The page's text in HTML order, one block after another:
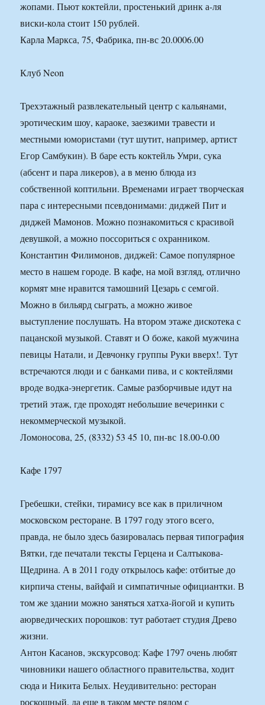
жопами. Пьют коктейли, простенький дринк а-ля
виски-кола стоит 150 рублей.
Карла Маркса, 75, Фабрика, пн-вс 20.0006.00
Клуб Neon
Трехэтажный развлекательный центр с кальянами,
эротическим шоу, караоке, заезжими травести и
местными юмористами (тут шутит, например, артист
Егор Самбукин). В баре есть коктейль Умри, сука
(абсент и пара ликеров), а в меню блюда из
собственной коптильни. Временами играет творческая
пара с интересными псевдонимами: диджей Пит и
диджей Мамонов. Можно познакомиться с красивой
девушкой, а можно поссориться с охранником.
Константин Филимонов, диджей: Самое популярное
место в нашем городе. В кафе, на мой взгляд, отлично
кормят мне нравится тамошний Цезарь с семгой.
Можно в бильярд сыграть, а можно живое
выступление послушать. На втором этаже дискотека с
пацанской музыкой. Ставят и О боже, какой мужчина
певицы Натали, и Девчонку группы Руки вверх!. Тут
встречаются люди и с банками пива, и с коктейлями
вроде водка-энергетик. Самые разборчивые идут на
третий этаж, где проходят небольшие вечеринки с
некоммерческой музыкой.
Ломоносова, 25, (8332) 53 45 10, пн-вс 18.00-0.00
Кафе 1797
Гребешки, стейки, тирамису все как в приличном
московском ресторане. В 1797 году этого всего,
правда, не было здесь базировалась первая типография
Вятки, где печатали тексты Герцена и Салтыкова-
Щедрина. А в 2011 году открылось кафе: отбитые до
кирпича стены, вайфай и симпатичные официантки. В
том же здании можно заняться хатха-йогой и купить
аюрведических порошков: тут работает студия Древо
жизни.
Антон Касанов, экскурсовод: Кафе 1797 очень любят
чиновники нашего областного правительства, ходит
сюда и Никита Белых. Неудивительно: ресторан
роскошный, да еще в таком месте рядом с